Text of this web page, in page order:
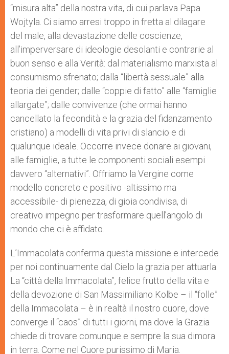
“misura alta” della nostra vita, di cui parlava Papa
Wojtyla. Ci siamo arresi troppo in fretta al dilagare
del male, alla devastazione delle coscienze,
all’imperversare di ideologie desolanti e contrarie al
buon senso e alla Verità: dal materialismo marxista al
consumismo sfrenato; dalla “libertà sessuale” alla
teoria dei gender; dalle “coppie di fatto” alle “famiglie
allargate”; dalle convivenze (che ormai hanno
cancellato la fecondità e la grazia del fidanzamento
cristiano) a modelli di vita privi di slancio e di
qualunque ideale. Occorre invece donare ai giovani,
alle famiglie, a tutte le componenti sociali esempi
davvero “alternativi”. Offriamo la Vergine come
modello concreto e positivo -altissimo ma
accessibile- di pienezza, di gioia condivisa, di
creativo impegno per trasformare quell’angolo di
mondo che ci è affidato.
L’Immacolata conferma questa missione e intercede
per noi continuamente dal Cielo la grazia per attuarla.
La “città della Immacolata”, felice frutto della vita e
della devozione di San Massimiliano Kolbe – il “folle”
della Immacolata – è in realtà il nostro cuore, dove
converge il “caos” di tutti i giorni, ma dove la Grazia
chiede di trovare comunque e sempre la sua dimora
in terra. Come nel Cuore purissimo di Maria.